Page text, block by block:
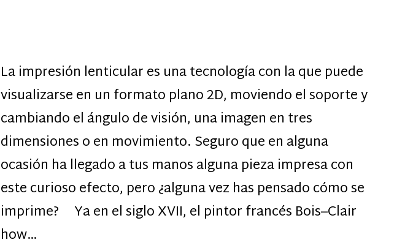
La impresión lenticular es una tecnología con la que puede
visualizarse en un formato plano 2D, moviendo el soporte y
cambiando el ángulo de visión, una imagen en tres
dimensiones o en movimiento. Seguro que en alguna
ocasión ha llegado a tus manos alguna pieza impresa con
este curioso efecto, pero ¿alguna vez has pensado cómo se
imprime? Ya en el siglo XVII, el pintor francés Bois–Clair
how…